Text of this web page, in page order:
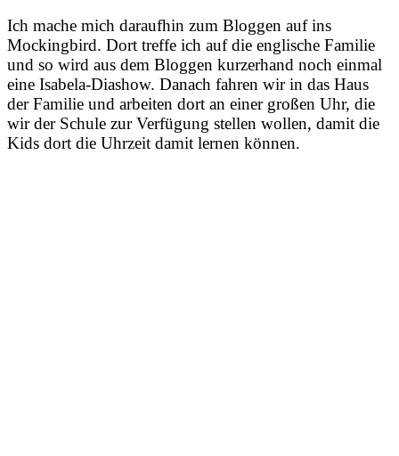
Ich mache mich daraufhin zum Bloggen auf ins
Mockingbird. Dort treffe ich auf die englische Familie
und so wird aus dem Bloggen kurzerhand noch einmal
eine Isabela-Diashow. Danach fahren wir in das Haus
der Familie und arbeiten dort an einer großen Uhr, die
wir der Schule zur Verfügung stellen wollen, damit die
Kids dort die Uhrzeit damit lernen können.